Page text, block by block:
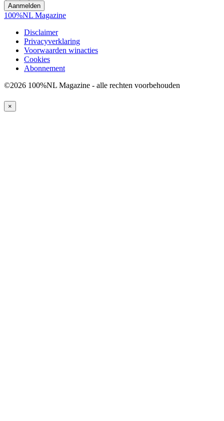
100%NL Magazine
Disclaimer
Privacyverklaring
Voorwaarden winacties
Cookies
Abonnement
©2026 100%NL Magazine - alle rechten voorbehouden
×